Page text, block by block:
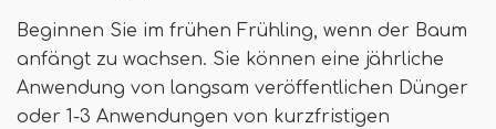
Beginnen Sie im frühen Frühling, wenn der Baum
anfängt zu wachsen. Sie können eine jährliche
Anwendung von langsam veröffentlichen Dünger
oder 1-3 Anwendungen von kurzfristigen